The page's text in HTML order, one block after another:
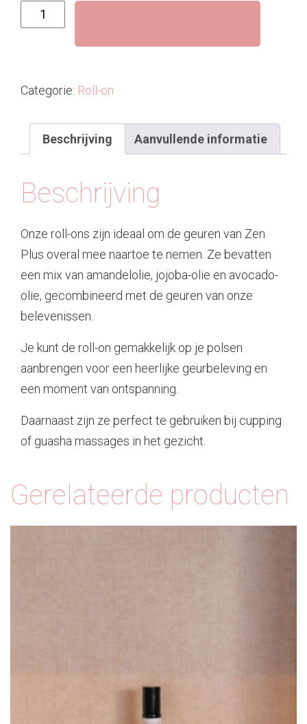
Roll-
on
de
aantal
Categorie: Roll-on
Beschrijving Aanvullende informatie
Beschrijving
Onze roll-ons zijn ideaal om de geuren van Zen
Plus overal mee naartoe te nemen. Ze bevatten
een mix van amandelolie, jojoba-olie en avocado-
olie, gecombineerd met de geuren van onze
belevenissen.
Je kunt de roll-on gemakkelijk op je polsen
aanbrengen voor een heerlijke geurbeleving en
een moment van ontspanning.
Daarnaast zijn ze perfect te gebruiken bij cupping
of guasha massages in het gezicht.
Gerelateerde producten